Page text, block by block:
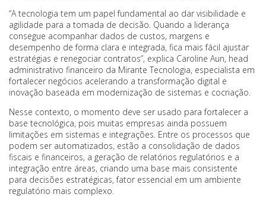
“A tecnologia tem um papel fundamental ao dar visibilidade e
agilidade para a tomada de decisão. Quando a liderança
consegue acompanhar dados de custos, margens e
desempenho de forma clara e integrada, fica mais fácil ajustar
estratégias e renegociar contratos”, explica Caroline Aun, head
administrativo financeiro da Mirante Tecnologia, especialista em
fortalecer negócios acelerando a transformação digital e
inovação baseada em modernização de sistemas e cocriação.
Nesse contexto, o momento deve ser usado para fortalecer a
base tecnológica, pois muitas empresas ainda possuem
limitações em sistemas e integrações. Entre os processos que
podem ser automatizados, estão a consolidação de dados
fiscais e financeiros, a geração de relatórios regulatórios e a
integração entre áreas, criando uma base mais consistente
para decisões estratégicas, fator essencial em um ambiente
regulatório mais complexo.